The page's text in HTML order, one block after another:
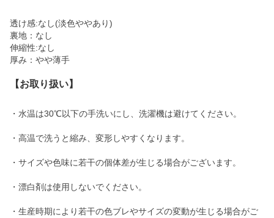
透け感:なし(淡色ややあり)
裏地：なし
伸縮性:なし
厚み：やや薄手
【お取り扱い】
・水温は30℃以下の手洗いにし、洗濯機は避けてください。
・高温で洗うと縮み、変形しやすくなります。
・サイズや色味に若干の個体差が生じる場合がございます。
・漂白剤は使用しないでください。
・生産時期により若干の色ブレやサイズの変動が生じる場合がご